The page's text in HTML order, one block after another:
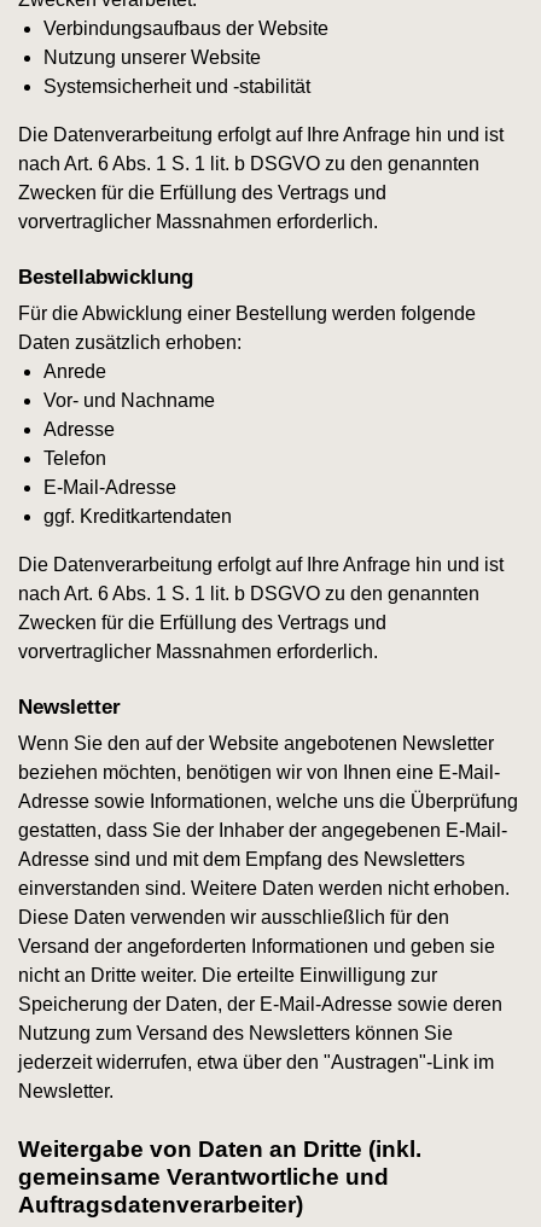
Verbindungsaufbaus der Website
Nutzung unserer Website
Systemsicherheit und -stabilität
Die Datenverarbeitung erfolgt auf Ihre Anfrage hin und ist
nach Art. 6 Abs. 1 S. 1 lit. b DSGVO zu den genannten
Zwecken für die Erfüllung des Vertrags und
vorvertraglicher Massnahmen erforderlich.
Bestellabwicklung
Für die Abwicklung einer Bestellung werden folgende
Daten zusätzlich erhoben:
Anrede
Vor- und Nachname
Adresse
Telefon
E-Mail-Adresse
ggf. Kreditkartendaten
Die Datenverarbeitung erfolgt auf Ihre Anfrage hin und ist
nach Art. 6 Abs. 1 S. 1 lit. b DSGVO zu den genannten
Zwecken für die Erfüllung des Vertrags und
vorvertraglicher Massnahmen erforderlich.
Newsletter
Wenn Sie den auf der Website angebotenen Newsletter
beziehen möchten, benötigen wir von Ihnen eine E-Mail-
Adresse sowie Informationen, welche uns die Überprüfung
gestatten, dass Sie der Inhaber der angegebenen E-Mail-
Adresse sind und mit dem Empfang des Newsletters
einverstanden sind. Weitere Daten werden nicht erhoben.
Diese Daten verwenden wir ausschließlich für den
Versand der angeforderten Informationen und geben sie
nicht an Dritte weiter. Die erteilte Einwilligung zur
Speicherung der Daten, der E-Mail-Adresse sowie deren
Nutzung zum Versand des Newsletters können Sie
jederzeit widerrufen, etwa über den "Austragen"-Link im
Newsletter.
Weitergabe von Daten an Dritte (inkl.
gemeinsame Verantwortliche und
Auftragsdatenverarbeiter)